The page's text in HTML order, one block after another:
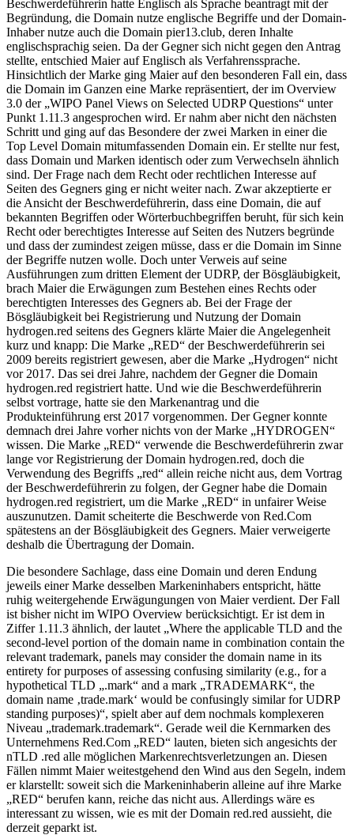
Beschwerdeführerin hatte Englisch als Sprache beantragt mit der
Begründung, die Domain nutze englische Begriffe und der Domain-
Inhaber nutze auch die Domain pier13.club, deren Inhalte
englischsprachig seien. Da der Gegner sich nicht gegen den Antrag
stellte, entschied Maier auf Englisch als Verfahrenssprache.
Hinsichtlich der Marke ging Maier auf den besonderen Fall ein, dass
die Domain im Ganzen eine Marke repräsentiert, der im Overview
3.0 der „WIPO Panel Views on Selected UDRP Questions“ unter
Punkt 1.11.3 angesprochen wird. Er nahm aber nicht den nächsten
Schritt und ging auf das Besondere der zwei Marken in einer die
Top Level Domain mitumfassenden Domain ein. Er stellte nur fest,
dass Domain und Marken identisch oder zum Verwechseln ähnlich
sind. Der Frage nach dem Recht oder rechtlichen Interesse auf
Seiten des Gegners ging er nicht weiter nach. Zwar akzeptierte er
die Ansicht der Beschwerdeführerin, dass eine Domain, die auf
bekannten Begriffen oder Wörterbuchbegriffen beruht, für sich kein
Recht oder berechtigtes Interesse auf Seiten des Nutzers begründe
und dass der zumindest zeigen müsse, dass er die Domain im Sinne
der Begriffe nutzen wolle. Doch unter Verweis auf seine
Ausführungen zum dritten Element der UDRP, der Bösgläubigkeit,
brach Maier die Erwägungen zum Bestehen eines Rechts oder
berechtigten Interesses des Gegners ab. Bei der Frage der
Bösgläubigkeit bei Registrierung und Nutzung der Domain
hydrogen.red seitens des Gegners klärte Maier die Angelegenheit
kurz und knapp: Die Marke „RED“ der Beschwerdeführerin sei
2009 bereits registriert gewesen, aber die Marke „Hydrogen“ nicht
vor 2017. Das sei drei Jahre, nachdem der Gegner die Domain
hydrogen.red registriert hatte. Und wie die Beschwerdeführerin
selbst vortrage, hatte sie den Markenantrag und die
Produkteinführung erst 2017 vorgenommen. Der Gegner konnte
demnach drei Jahre vorher nichts von der Marke „HYDROGEN“
wissen. Die Marke „RED“ verwende die Beschwerdeführerin zwar
lange vor Registrierung der Domain hydrogen.red, doch die
Verwendung des Begriffs „red“ allein reiche nicht aus, dem Vortrag
der Beschwerdeführerin zu folgen, der Gegner habe die Domain
hydrogen.red registriert, um die Marke „RED“ in unfairer Weise
auszunutzen. Damit scheiterte die Beschwerde von Red.Com
spätestens an der Bösgläubigkeit des Gegners. Maier verweigerte
deshalb die Übertragung der Domain.
Die besondere Sachlage, dass eine Domain und deren Endung
jeweils einer Marke desselben Markeninhabers entspricht, hätte
ruhig weitergehende Erwägungungen von Maier verdient. Der Fall
ist bisher nicht im WIPO Overview berücksichtigt. Er ist dem in
Ziffer 1.11.3 ähnlich, der lautet „Where the applicable TLD and the
second-level portion of the domain name in combination contain the
relevant trademark, panels may consider the domain name in its
entirety for purposes of assessing confusing similarity (e.g., for a
hypothetical TLD „.mark“ and a mark „TRADEMARK“, the
domain name ‚trade.mark‘ would be confusingly similar for UDRP
standing purposes)“, spielt aber auf dem nochmals komplexeren
Niveau „trademark.trademark“. Gerade weil die Kernmarken des
Unternehmens Red.Com „RED“ lauten, bieten sich angesichts der
nTLD .red alle möglichen Markenrechtsverletzungen an. Diesen
Fällen nimmt Maier weitestgehend den Wind aus den Segeln, indem
er klarstellt: soweit sich die Markeninhaberin alleine auf ihre Marke
„RED“ berufen kann, reiche das nicht aus. Allerdings wäre es
interessant zu wissen, wie es mit der Domain red.red aussieht, die
derzeit geparkt ist.